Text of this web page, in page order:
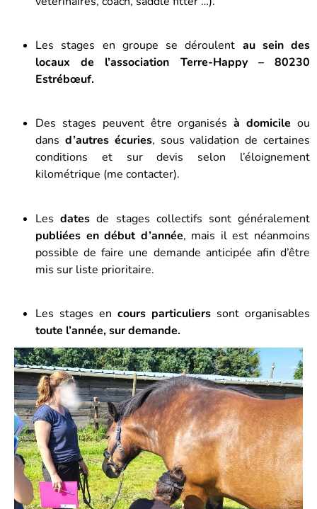
Les stages en groupe se déroulent au sein des
locaux de l’association Terre-Happy – 80230
Estrébœuf.
Des stages peuvent être organisésà domicile ou
dans d’autres écuries, sous validation de certaines
conditions et sur devis selon l’éloignement
kilométrique (me contacter).
Lesdates de stages collectifs sont généralement
publiées en début d’année, mais il est néanmoins
possible de faire une demande anticipée afin d’être
mis sur liste prioritaire.
Les stages en cours particuliers sont organisables
toute l’année, sur demande.